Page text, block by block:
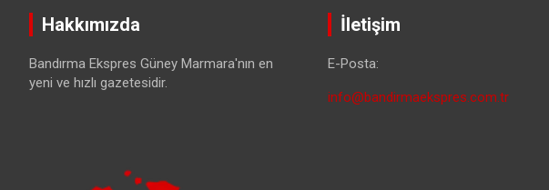
Hakkımızda
Bandırma Ekspres Güney Marmara'nın en
yeni ve hızlı gazetesidir.
İletişim
E-Posta:
info@bandirmaekspres.com.tr